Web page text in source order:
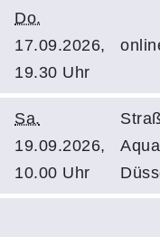
Do.
17.09.2026,
19.30 Uhr
Sa.
19.09.2026,
10.00 Uhr